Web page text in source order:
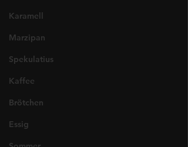
Karamell
Marzipan
Spekulatius
Kaffee
Brötchen
Essig